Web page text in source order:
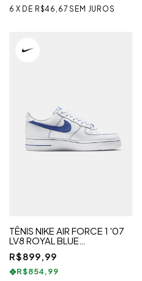
6 X DE R$46,67 SEM JUROS
TÊNIS NIKE AIR FORCE 1 '07
LV8 ROYAL BLUE
MASCULINO
R$899,99
R$854,99